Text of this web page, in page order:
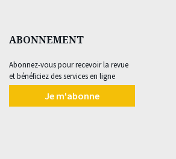
ABONNEMENT
Abonnez-vous pour recevoir la revue
et bénéficiez des services en ligne
Je m'abonne